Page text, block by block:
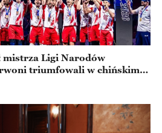
mistrza Ligi Narodów
triumfowali w chińskim